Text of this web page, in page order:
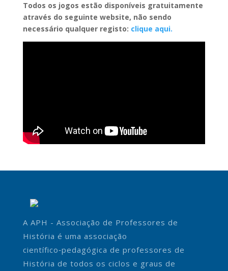
Todos os jogos estão disponíveis gratuitamente
através do seguinte website, não sendo
necessário qualquer registo: clique aqui.
A APH - Associação de Professores de
História é uma associação
científico‑pedagógica de professores de
História de todos os ciclos e graus de